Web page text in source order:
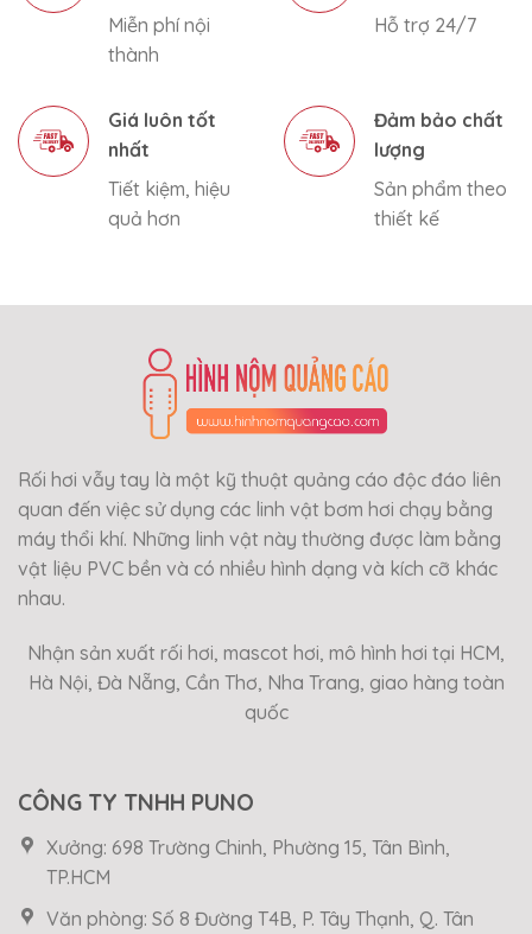
Miễn phí nội
thành
Hỗ trợ 24/7
Giá luôn tốt
nhất
Tiết kiệm, hiệu
quả hơn
Đảm bảo chất
lượng
Sản phẩm theo
thiết kế
Rối hơi vẫy tay là một kỹ thuật quảng cáo độc đáo liên
quan đến việc sử dụng các linh vật bơm hơi chạy bằng
máy thổi khí. Những linh vật này thường được làm bằng
vật liệu PVC bền và có nhiều hình dạng và kích cỡ khác
nhau.
Nhận sản xuất rối hơi, mascot hơi, mô hình hơi tại HCM,
Hà Nội, Đà Nẵng, Cần Thơ, Nha Trang, giao hàng toàn
quốc
CÔNG TY TNHH PUNO
Xưởng: 698 Trường Chinh, Phường 15, Tân Bình,
TP.HCM
Văn phòng: Số 8 Đường T4B, P. Tây Thạnh, Q. Tân